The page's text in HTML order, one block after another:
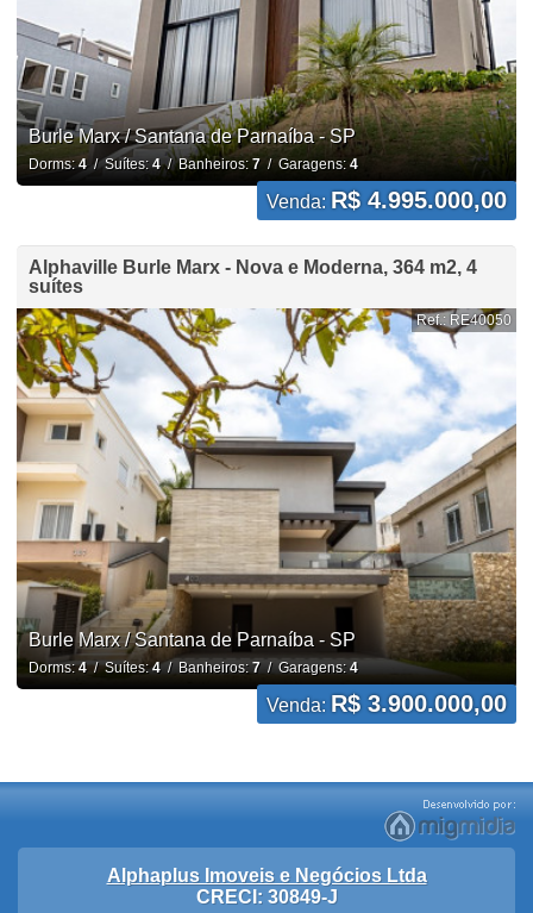
Burle Marx / Santana de Parnaíba - SP
Dorms:4/ Suítes:4/ Banheiros:7/ Garagens: 4
Venda: R$ 4.995.000,00
Alphaville Burle Marx - Nova e Moderna, 364 m2, 4
suítes
Ref.: RE40050
Burle Marx / Santana de Parnaíba - SP
Dorms:4/ Suítes:4/ Banheiros: 7/ Garagens: 4
Venda: R$ 3.900.000,00
Alphaplus Imoveis e Negócios Ltda
CRECI: 30849-J